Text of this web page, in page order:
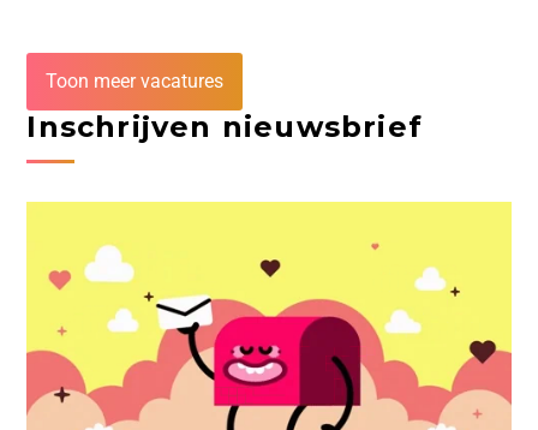
Toon meer vacatures
Inschrijven nieuwsbrief